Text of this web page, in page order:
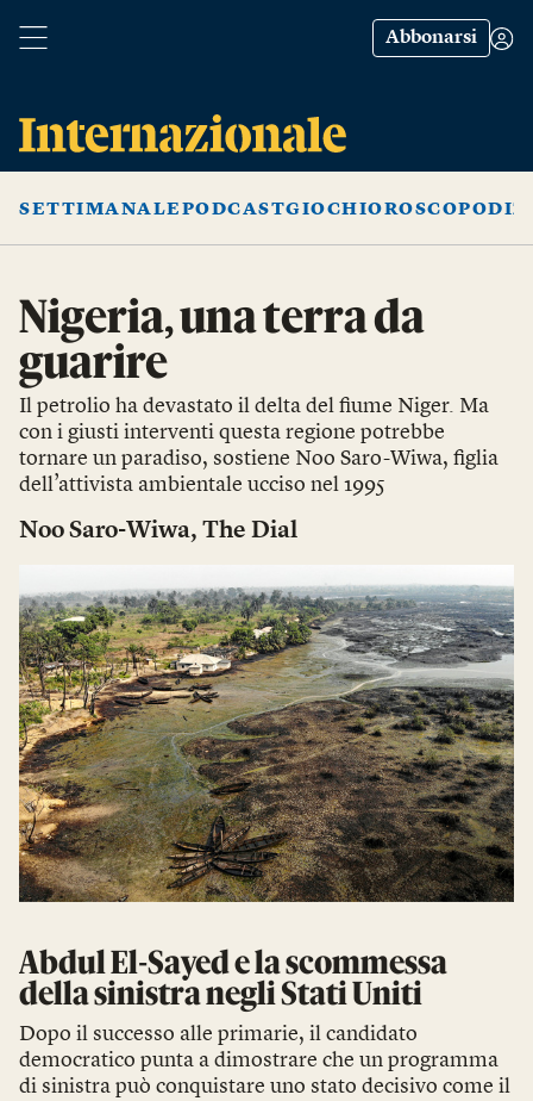
Abbonarsi
SETTIMANALE PODCASTGIOCHIOROSCOPO
Nigeria, una terra da
guarire
Il petrolio ha devastato il delta del fiume Niger. Ma
con i giusti interventi questa regione potrebbe
tornare un paradiso, sostiene Noo Saro-Wiwa, figlia
dell’attivista ambientale ucciso nel 1995
Noo Saro-Wiwa, The Dial
Abdul El-Sayed e la scommessa
della sinistra negli Stati Uniti
Dopo il successo alle primarie, il candidato
democratico punta a dimostrare che un programma
di sinistra può conquistare uno stato decisivo come il